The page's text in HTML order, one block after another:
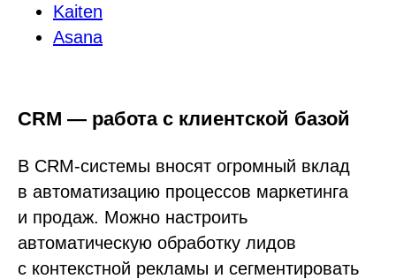
Kaiten
Asana
CRM — работа с клиентской базой
В CRM-системы вносят огромный вклад
в автоматизацию процессов маркетинга
и продаж. Можно настроить
автоматическую обработку лидов
с контекстной рекламы и сегментировать